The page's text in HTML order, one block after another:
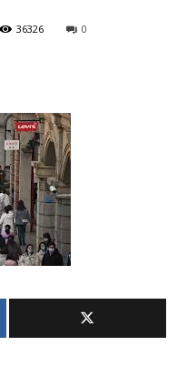
36326 0